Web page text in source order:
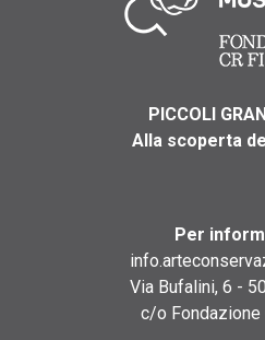
PICCOLI
Alla scoperta
Per
Via Bufalini, 6 -
c/o Fondazione